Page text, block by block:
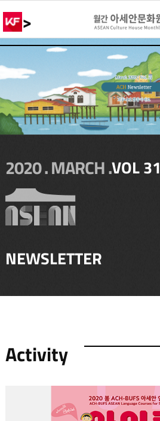
>
2020 . MARCH .VOL 31
NEWSLETTER
Activity